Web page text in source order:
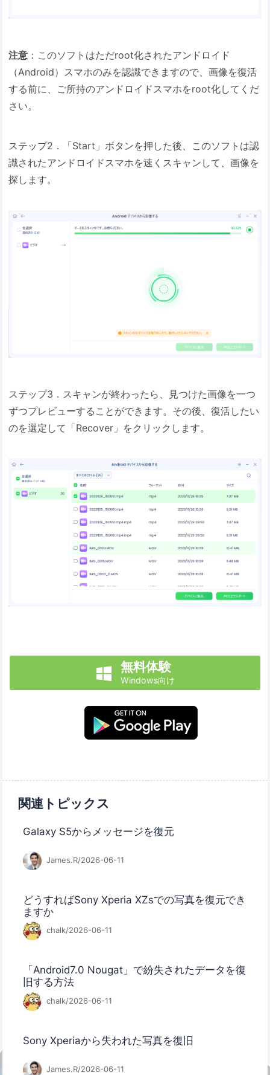
注意 ：このソフトはただroot化されたアンドロイド
（Android）スマホのみを認識できますので、画像を復活
する前に、ご所持のアンドロイドスマホをroot化してくだ
さい。
ステップ2．「Start」ボタンを押した後、このソフトは認
識されたアンドロイドスマホを速くスキャンして、画像を
探します。
ステップ3．スキャンが終わったら、見つけた画像を一つ
ずつプレビューすることができます。その後、復活したい
のを選定して「Recover」をクリックします。
 無料体験
Windows向け
関連トピックス
Galaxy S5からメッセージを復元
James.R/2026-06-11
どうすればSony Xperia XZsでの写真を復元でき
ますか
chalk/2026-06-11
「Android7.0 Nougat」で紛失されたデータを復
旧する方法
chalk/2026-06-11
Sony Xperiaから失われた写真を復旧
James.R/2026-06-11